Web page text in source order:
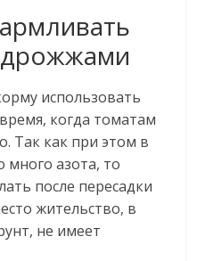
использовать
когда томатам
Так как при этом в
много азота, то
после пересадки
жительство, в
не имеет